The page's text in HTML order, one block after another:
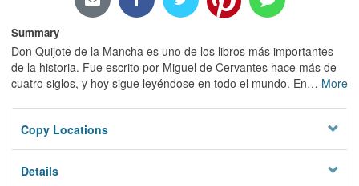
Locations/Hours (external
page)
Privacy
Summary
Don Quijote de la Mancha es uno de los libros más importantes
de la historia. Fue escrito por Miguel de Cervantes hace más de
cuatro siglos, y hoy sigue leyéndose en todo el mundo. En… More
Copy Locations
Details